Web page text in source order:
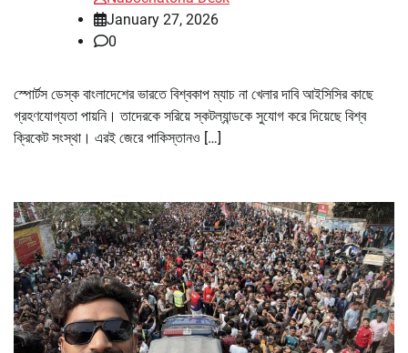
January 27, 2026
0
স্পোর্টস ডেস্ক বাংলাদেশের ভারতে বিশ্বকাপ ম্যাচ না খেলার দাবি আইসিসির কাছে
গ্রহণযোগ্যতা পায়নি। তাদেরকে সরিয়ে স্কটল্যান্ডকে সুযোগ করে দিয়েছে বিশ্ব
ক্রিকেট সংস্থা। এরই জেরে পাকিস্তানও […]